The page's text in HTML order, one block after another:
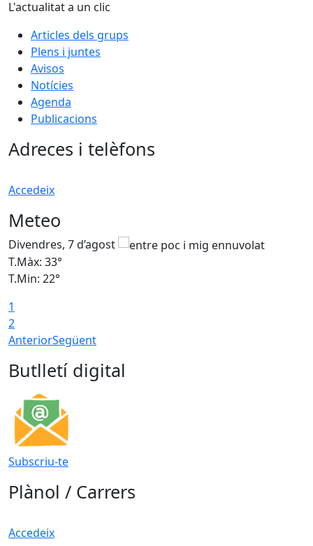
L'actualitat a un clic
Articles dels grups
Plens i juntes
Avisos
Notícies
Agenda
Publicacions
Adreces i telèfons
Accedeix
Meteo
Divendres, 7 d’agost
T.Màx: 33°
T.Min: 22°
1
2
AnteriorSegüent
Butlletí digital
Subscriu-te
Plànol / Carrers
Accedeix